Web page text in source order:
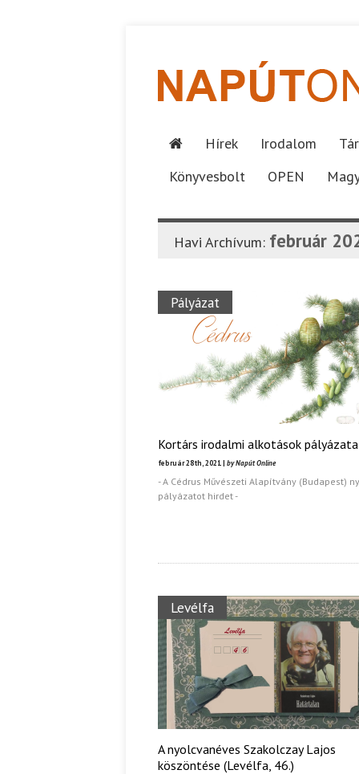
Hírek Irodalom
Könyvesbolt
OPEN
Havi Archívum: február
Pályázat
Kortárs irodalmi alkotások
február 28th, 2021 | by Napút Online
- A Cédrus Művészeti Alapítvány (Budapest)
pályázatot hirdet -
Levélfa
A nyolcvanéves Szakolczay Lajos
köszöntése (Levélfa, 46.)